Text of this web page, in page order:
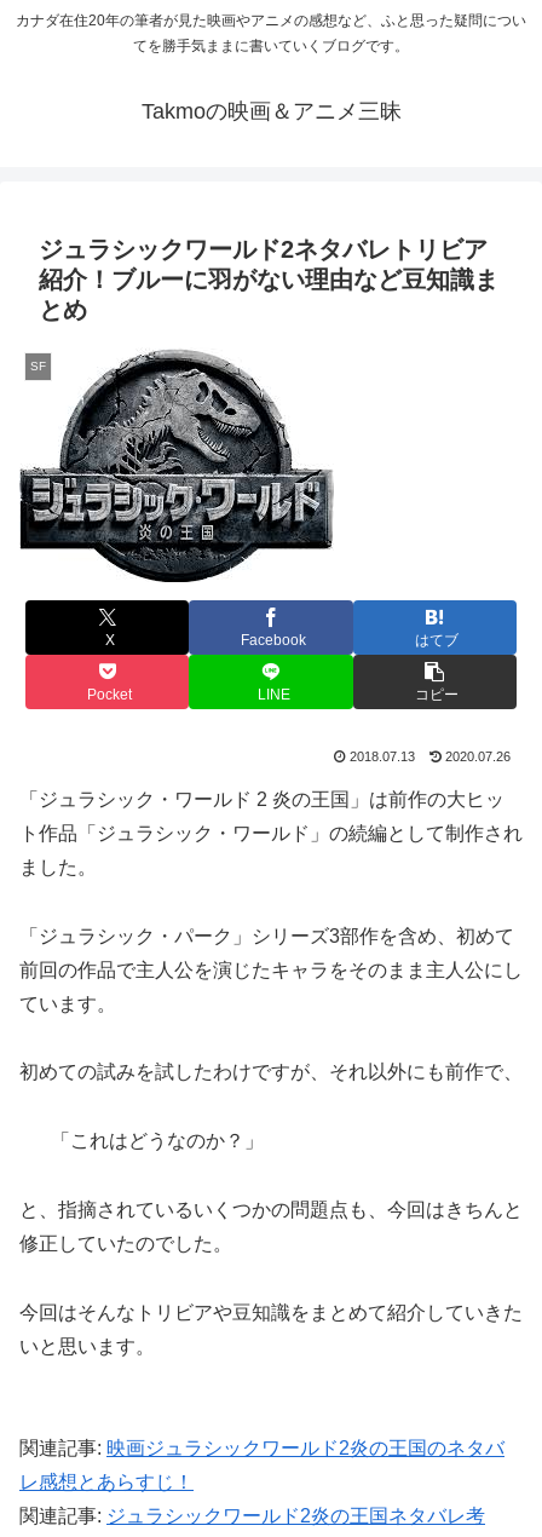
カナダ在住20年の筆者が見た映画やアニメの感想など、ふと思った疑問につい
てを勝手気ままに書いていくブログです。
Takmoの映画＆アニメ三昧
ジュラシックワールド2ネタバレトリビア
紹介！ブルーに羽がない理由など豆知識ま
とめ
SF
X Facebook はてブ
Pocket LINE コピー
2018.07.13 2020.07.26
「ジュラシック・ワールド 2 炎の王国」は前作の大ヒッ
ト作品「ジュラシック・ワールド」の続編として制作され
ました。
「ジュラシック・パーク」シリーズ3部作を含め、初めて
前回の作品で主人公を演じたキャラをそのまま主人公にし
ています。
初めての試みを試したわけですが、それ以外にも前作で、
「これはどうなのか？」
と、指摘されているいくつかの問題点も、今回はきちんと
修正していたのでした。
今回はそんなトリビアや豆知識をまとめて紹介していきた
いと思います。
関連記事: 映画ジュラシックワールド2炎の王国のネタバ
レ感想とあらすじ！
関連記事: ジュラシックワールド2炎の王国ネタバレ考